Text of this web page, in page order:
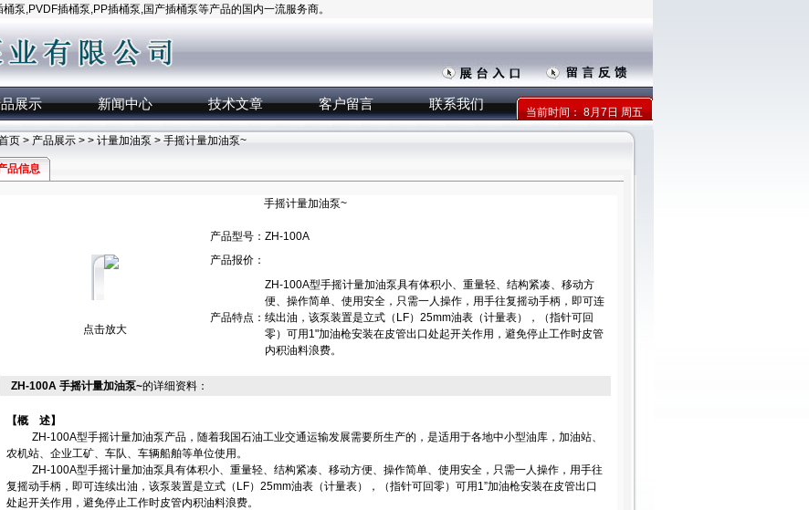
泵,PVDF插桶泵,PP插桶泵,国产插桶泵等产品的国内一流服务商。
展示 新闻中心 技术文章 客户留言 联系我们
当前时间：8月7日 周五
页> 产品展示> > 计量加油泵 > 手摇计量加油泵~
品信息
手摇计量加油泵~
点击放大
产品型号： ZH-100A
产品报价：
产品特点：
ZH-100A型手摇计量加油泵具有体积小、重量轻、结构紧凑、移动方
便、操作简单、使用安全，只需一人操作，用手往复摇动手柄，即可连
续出油，该泵装置是立式（LF）25mm油表（计量表），（指针可回
零）可用1"加油枪安装在皮管出口处起开关作用，避免停止工作时皮管
内积油料浪费。
ZH-100A 手摇计量加油泵~的详细资料：
【概
述】
ZH-100A型手摇计量加油泵产品，随着我国石油工业交通运输发展需要所生产的，是适用于各地中小型油库，加油站、
农机站、企业工矿、车队、车辆船舶等单位使用。
ZH-100A型手摇计量加油泵具有体积小、重量轻、结构紧凑、移动方便、操作简单、使用安全，只需一人操作，用手往
复摇动手柄，即可连续出油，该泵装置是立式（LF）25mm油表（计量表），（指针可回零）可用1”加油枪安装在皮管出口
处起开关作用，避免停止工作时皮管内积油料浪费。